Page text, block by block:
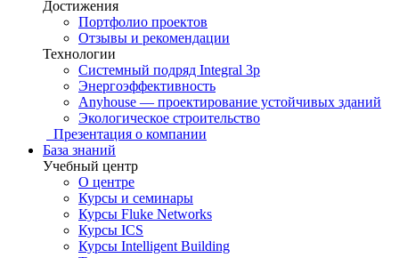
Достижения
Портфолио проектов
Отзывы и рекомендации
Технологии
Системный подряд Integral 3p
Энергоэффективность
Anyhouse — проектирование устойчивых зданий
Экологическое строительство
Презентация о компании
База знаний
Учебный центр
О центре
Курсы и семинары
Курсы Fluke Networks
Курсы ICS
Курсы Intelligent Building